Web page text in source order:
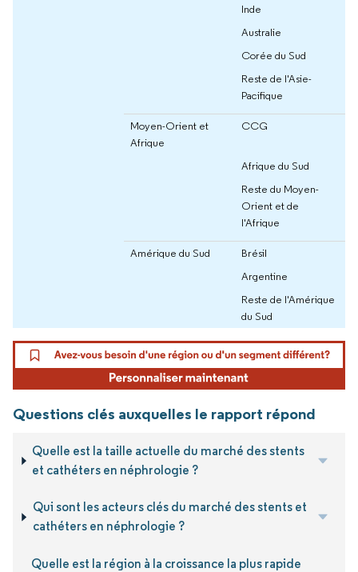
Inde
Australie
Corée du Sud
Reste de l'Asie-
Pacifique
Moyen-Orient et
Afrique
CCG
Afrique du Sud
Reste du Moyen-
Orient et de
l'Afrique
Amérique du Sud
Brésil
Argentine
Reste de l'Amérique
du Sud
Questions clés auxquelles le rapport répond
Quelle est la taille actuelle du marché des stents
et cathéters en néphrologie ?
Qui sont les acteurs clés du marché des stents et
cathéters en néphrologie ?
Quelle est la région à la croissance la plus rapide